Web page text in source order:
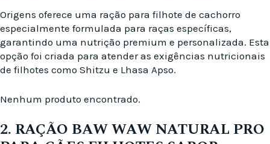
Origens oferece uma ração para filhote de cachorro
especialmente formulada para raças específicas,
garantindo uma nutrição premium e personalizada. Esta
opção foi criada para atender as exigências nutricionais
de filhotes como Shitzu e Lhasa Apso.
Nenhum produto encontrado.
2. RAÇÃO BAW WAW NATURAL PRO